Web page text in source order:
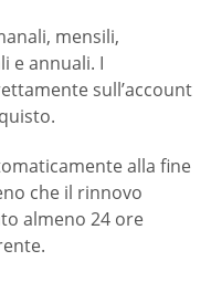
mensili,
e annuali. I
sull’account
alla fine
che il rinnovo
almeno 24 ore